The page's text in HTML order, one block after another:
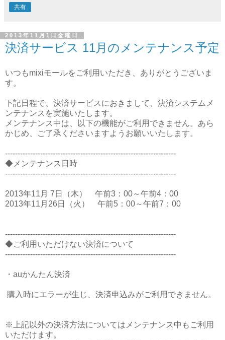
共有
2013年11月1日金曜日
決済サービス 11月のメンテナンス予定
いつもmixiモールをご利用いただき、ありがとうございま
す。
下記日程で、決済サービスにおきまして、決済システムメ
ンテナンスを実施いたします。
メンテナンス中は、以下の機能がご利用できません。あら
かじめ、ご了承くださいますようお願いいたします。
--------------------------------------------------------------------
◆メンテナンス日時
--------------------------------------------------------------------
2013年11月 7日（木） 午前3：00～午前4：00
2013年11月26日（火） 午前5：00～午前7：00
--------------------------------------------------------------------
◆ご利用いただけない決済について
--------------------------------------------------------------------
・auかんたん決済
購入時にエラーが生じ、決済申込みがご利用できません。
※上記以外の決済方法についてはメンテナンス中もご利用
いただけます。